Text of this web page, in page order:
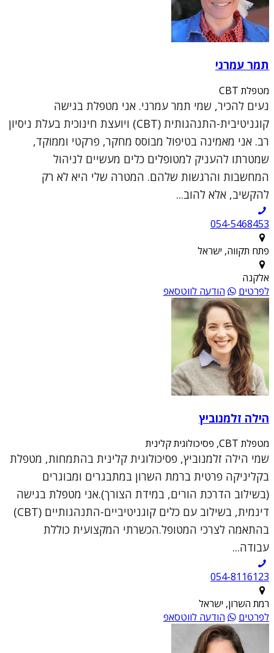
תמר עמרני
מטפלת CBT
נעים להכיר, שמי תמר עמרני. אני מטפלת בגישה
קוגניטיבית-התנהגותית (CBT) ויועצת חינוכית בעלת ניסיון
רב. אני מאמינה בטיפול מבוסס מחקר, פרקטי וממוקד,
שמטרתו להעניק למטופלים כלים מעשיים לניהול
המחשבות והרגשות שלהם. המטרה שלי היא לא רק
להקשיב, אלא להוב...
054-5468453
פתח תקווה, ישראל
אלקנה
לפרטים
הודעה לווטסאפ
הילה זלמנוביץ
מטפלת CBT, פסיכולוגית קלינית
שמי הילה זלמנוביץ, פסיכולוגית קלינית בהתמחות, מטפלת
בקליניקה פרטית ברמת השרון במתבגרים ומבוגרים
(בשילוב הדרכת הורים, במידת הצורך).אני מטפלת בגישה
דינמית, בשילוב עם כלים קוגניטיביים-התנהגותיים (CBT)
בהתאמה לצרכי המטופל.הכשרתי המקצועית כוללת
עבודה...
054-8116123
רמת השרון, ישראל
לפרטים
הודעה לווטסאפ